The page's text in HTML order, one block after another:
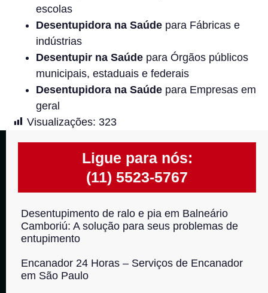
escolas
Desentupidora na Saúde para Fábricas e
indústrias
Desentupir na Saúde para Órgãos públicos
municipais, estaduais e federais
Desentupidora na Saúde para Empresas em
geral
Visualizações: 323
Ligue para nós:
(11) 5523-5767
Desentupimento de ralo e pia em Balneário
Camboriú: A solução para seus problemas de
entupimento
Encanador 24 Horas – Serviços de Encanador
em São Paulo